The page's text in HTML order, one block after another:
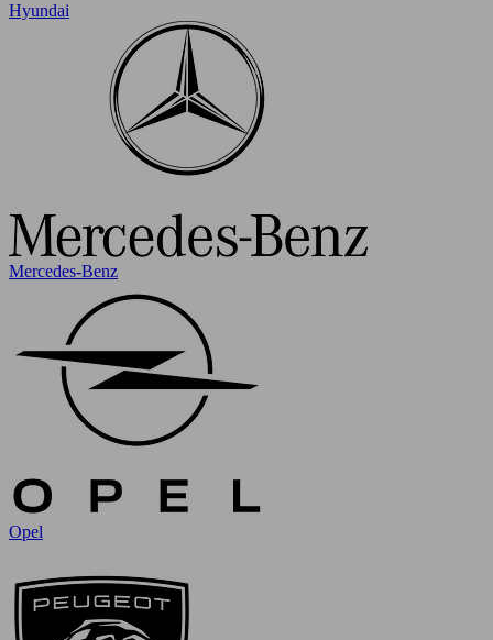
Hyundai
Mercedes-Benz
Opel